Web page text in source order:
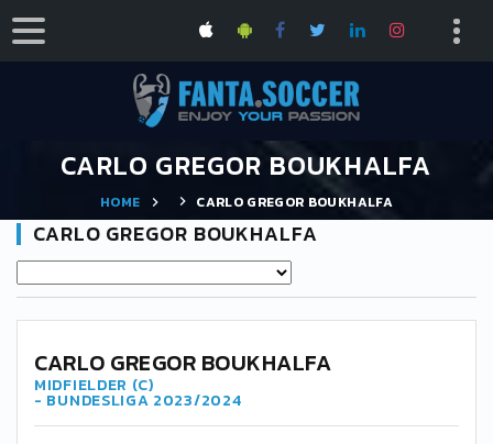
CARLO GREGOR BOUKHALFA
HOME CARLO GREGOR BOUKHALFA
CARLO GREGOR BOUKHALFA
CARLO GREGOR BOUKHALFA
MIDFIELDER (C)
- BUNDESLIGA 2023/2024